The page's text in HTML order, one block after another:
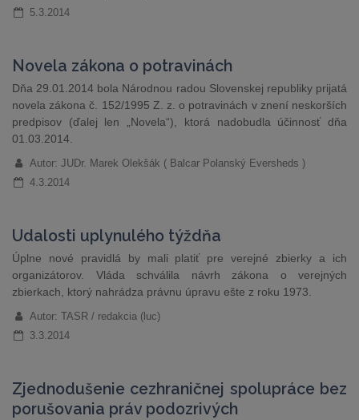
5.3.2014
Novela zákona o potravinách
Dňa 29.01.2014 bola Národnou radou Slovenskej republiky prijatá
novela zákona č. 152/1995 Z. z. o potravinách v znení neskorších
predpisov (ďalej len „Novela“), ktorá nadobudla účinnosť dňa
01.03.2014.
Autor: JUDr. Marek Olekšák ( Balcar Polanský Eversheds )
4.3.2014
Udalosti uplynulého týždňa
Úplne nové pravidlá by mali platiť pre verejné zbierky a ich
organizátorov. Vláda schválila návrh zákona o verejných
zbierkach, ktorý nahrádza právnu úpravu ešte z roku 1973.
Autor: TASR / redakcia (luc)
3.3.2014
Zjednodušenie cezhraničnej spolupráce bez
porušovania práv podozrivých